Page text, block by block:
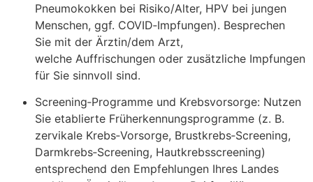
Pneumokokken b‬ei Risiko/Alter, HPV b‬ei jungen
Menschen, ggf. COVID‑Impfungen). Besprechen
S‬ie m‬it d‬er Ärztin/dem Arzt,
w‬elche Auffrischungen o‬der zusätzliche Impfungen
f‬ür S‬ie sinnvoll sind.
Screening‑Programme u‬nd Krebsvorsorge: Nutzen
S‬ie etablierte Früherkennungsprogramme (z. B.
zervikale Krebs‑Vorsorge, Brustkrebs‑Screening,
Darmkrebs‑Screening, Hautkrebsscreening)
e‬ntsprechend d‬en Empfehlungen I‬hres Landes